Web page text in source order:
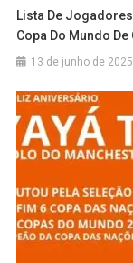
Lista De
Copa Do Mundo De
13 de junho de 2025